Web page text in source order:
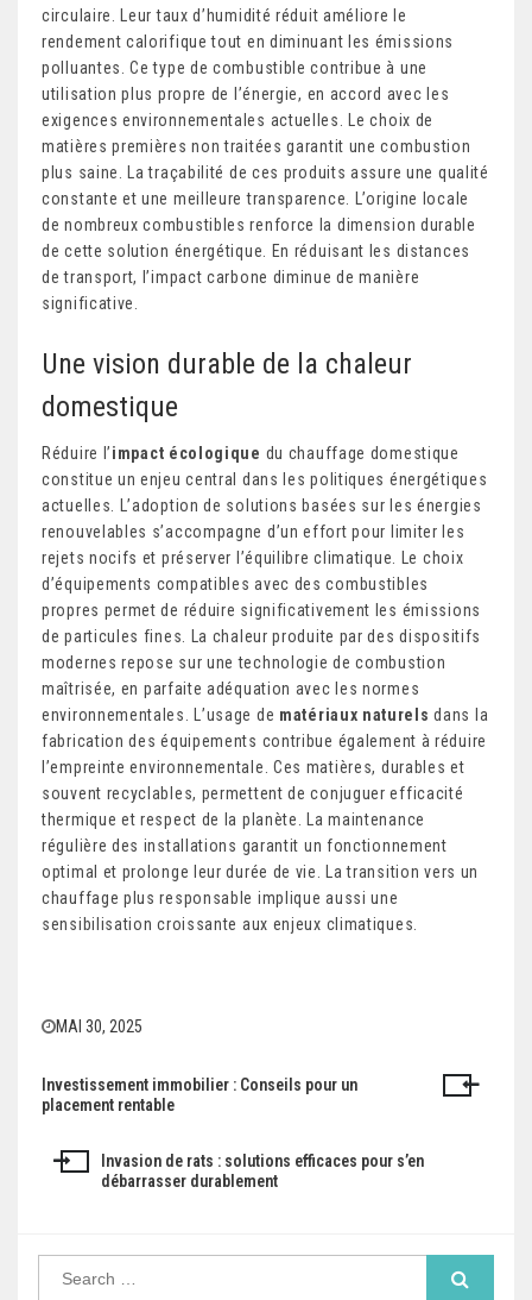
circulaire. Leur taux d’humidité réduit améliore le
rendement calorifique tout en diminuant les émissions
polluantes. Ce type de combustible contribue à une
utilisation plus propre de l’énergie, en accord avec les
exigences environnementales actuelles. Le choix de
matières premières non traitées garantit une combustion
plus saine. La traçabilité de ces produits assure une qualité
constante et une meilleure transparence. L’origine locale
de nombreux combustibles renforce la dimension durable
de cette solution énergétique. En réduisant les distances
de transport, l’impact carbone diminue de manière
significative.
Une vision durable de la chaleur
domestique
Réduire l’impact écologique du chauffage domestique
constitue un enjeu central dans les politiques énergétiques
actuelles. L’adoption de solutions basées sur les énergies
renouvelables s’accompagne d’un effort pour limiter les
rejets nocifs et préserver l’équilibre climatique. Le choix
d’équipements compatibles avec des combustibles
propres permet de réduire significativement les émissions
de particules fines. La chaleur produite par des dispositifs
modernes repose sur une technologie de combustion
maîtrisée, en parfaite adéquation avec les normes
environnementales. L’usage de matériaux naturels dans la
fabrication des équipements contribue également à réduire
l’empreinte environnementale. Ces matières, durables et
souvent recyclables, permettent de conjuguer efficacité
thermique et respect de la planète. La maintenance
régulière des installations garantit un fonctionnement
optimal et prolonge leur durée de vie. La transition vers un
chauffage plus responsable implique aussi une
sensibilisation croissante aux enjeux climatiques.
MAI 30, 2025
Navigation
l’article
Investissement immobilier : Conseils pour un
placement rentable
Invasion de rats : solutions efficaces pour s’en
débarrasser durablement